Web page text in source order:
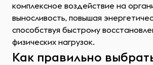
комплексное воздействие на
выносливость, повышая
способствуя быстрому
физических нагрузок.
Как правильно